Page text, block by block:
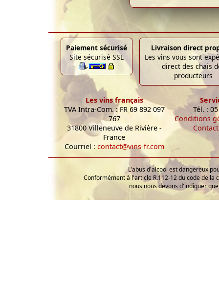
Paiement sécurisé
Site sécurisé SSL
Livraison direct
Les vins vous sont
direct des chais
producteurs
Les vins français
TVA Intra-Com. : FR 69 892 097
767
31800 Villeneuve de Rivière -
France
Courriel : contact@vins-fr.com
Tél. :
Conditions
Contact
L'abus d'alcool est dangereux
Conformément à l'article R.112-12 du code de la
nous nous devons d'indiquer